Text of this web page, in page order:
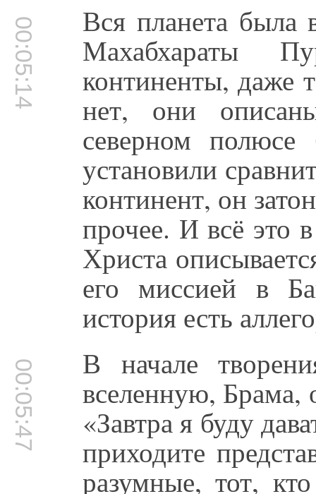
00:05:14 Вся планета была
Махабхараты
континенты, даже
нет, они
северном
установили
континент, он
прочее. И всё это
Христа
его миссией в
история есть
00:05:47 В начале
вселенную, Брама,
«Завтра я буду
приходите
разумные, тот,